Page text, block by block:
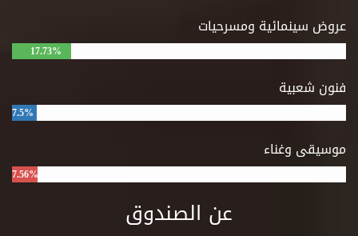
عروض سينمائية ومسرحيات
17.73%
فنون شعبية
7.5%
موسيقى وغناء
7.56%
عن الصندوق